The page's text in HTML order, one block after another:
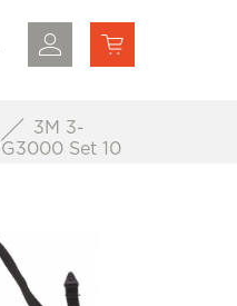
3M 3-
Set 10